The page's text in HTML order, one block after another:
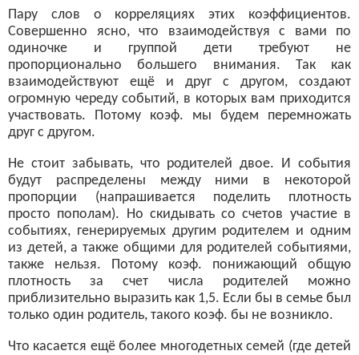
Пару слов о корреляциях этих коэффициентов.
Совершенно ясно, что взаимодействуя с вами по
одиночке и группой дети требуют не
пропорционально большего внимания. Так как
взаимодействуют ещё и друг с другом, создают
огромную череду событий, в которых вам приходится
участвовать. Потому коэф. мы будем перемножать
друг с другом.
Не стоит забывать, что родителей двое. И события
будут распределены между ними в некоторой
пропорции (напрашивается поделить плотность
просто пополам). Но скидывать со счетов участие в
событиях, генерируемых другим родителем и одним
из детей, а также общими для родителей событиями,
также нельзя. Потому коэф. понижающий общую
плотность за счет числа родителей можно
приблизительно выразить как 1,5. Если бы в семье был
только один родитель, такого коэф. бы не возникло.
Что касается ещё более многодетных семей (где детей